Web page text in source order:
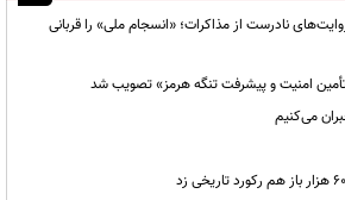
نادرست از مذاکرات؛ «انسجام ملی» را قربانی
امنیت و پیشرفت تنگه هرمز» تصویب شد
می‌کنیم